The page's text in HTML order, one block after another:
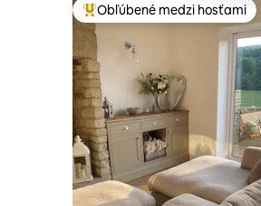
Najobľúbenejšie medzi hosťami
Obľúbené medzi hosťami